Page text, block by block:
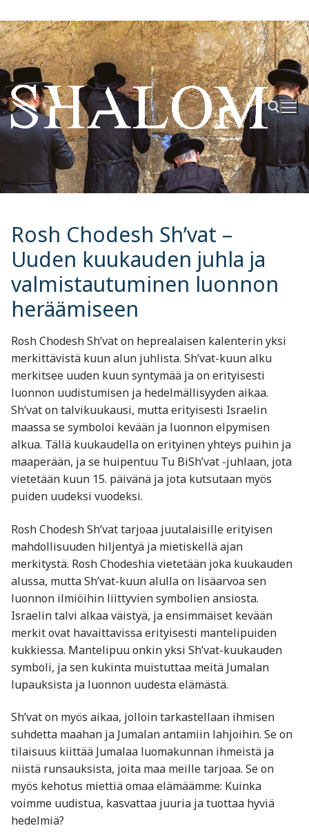
Hyppää
sisältöön
Hae:
Rosh Chodesh Sh’vat –
Uuden kuukauden juhla ja
valmistautuminen luonnon
heräämiseen
Rosh Chodesh Sh’vat on heprealaisen kalenterin yksi
merkittävistä kuun alun juhlista. Sh’vat-kuun alku
merkitsee uuden kuun syntymää ja on erityisesti
luonnon uudistumisen ja hedelmällisyyden aikaa.
Sh’vat on talvikuukausi, mutta erityisesti Israelin
maassa se symboloi kevään ja luonnon elpymisen
alkua. Tällä kuukaudella on erityinen yhteys puihin ja
maaperään, ja se huipentuu Tu BiSh’vat -juhlaan, jota
vietetään kuun 15. päivänä ja jota kutsutaan myös
puiden uudeksi vuodeksi.
Rosh Chodesh Sh’vat tarjoaa juutalaisille erityisen
mahdollisuuden hiljentyä ja mietiskellä ajan
merkitystä. Rosh Chodeshia vietetään joka kuukauden
alussa, mutta Sh’vat-kuun alulla on lisäarvoa sen
luonnon ilmiöihin liittyvien symbolien ansiosta.
Israelin talvi alkaa väistyä, ja ensimmäiset kevään
merkit ovat havaittavissa erityisesti mantelipuiden
kukkiessa. Mantelipuu onkin yksi Sh’vat-kuukauden
symboli, ja sen kukinta muistuttaa meitä Jumalan
lupauksista ja luonnon uudesta elämästä.
Sh’vat on myös aikaa, jolloin tarkastellaan ihmisen
suhdetta maahan ja Jumalan antamiin lahjoihin. Se on
tilaisuus kiittää Jumalaa luomakunnan ihmeistä ja
niistä runsauksista, joita maa meille tarjoaa. Se on
myös kehotus miettiä omaa elämäämme: Kuinka
voimme uudistua, kasvattaa juuria ja tuottaa hyviä
hedelmiä?